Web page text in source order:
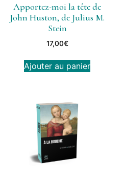
Apportez-moi la tête de
John Huston, de Julius M.
Stein
17,00€
Ajouter au panier